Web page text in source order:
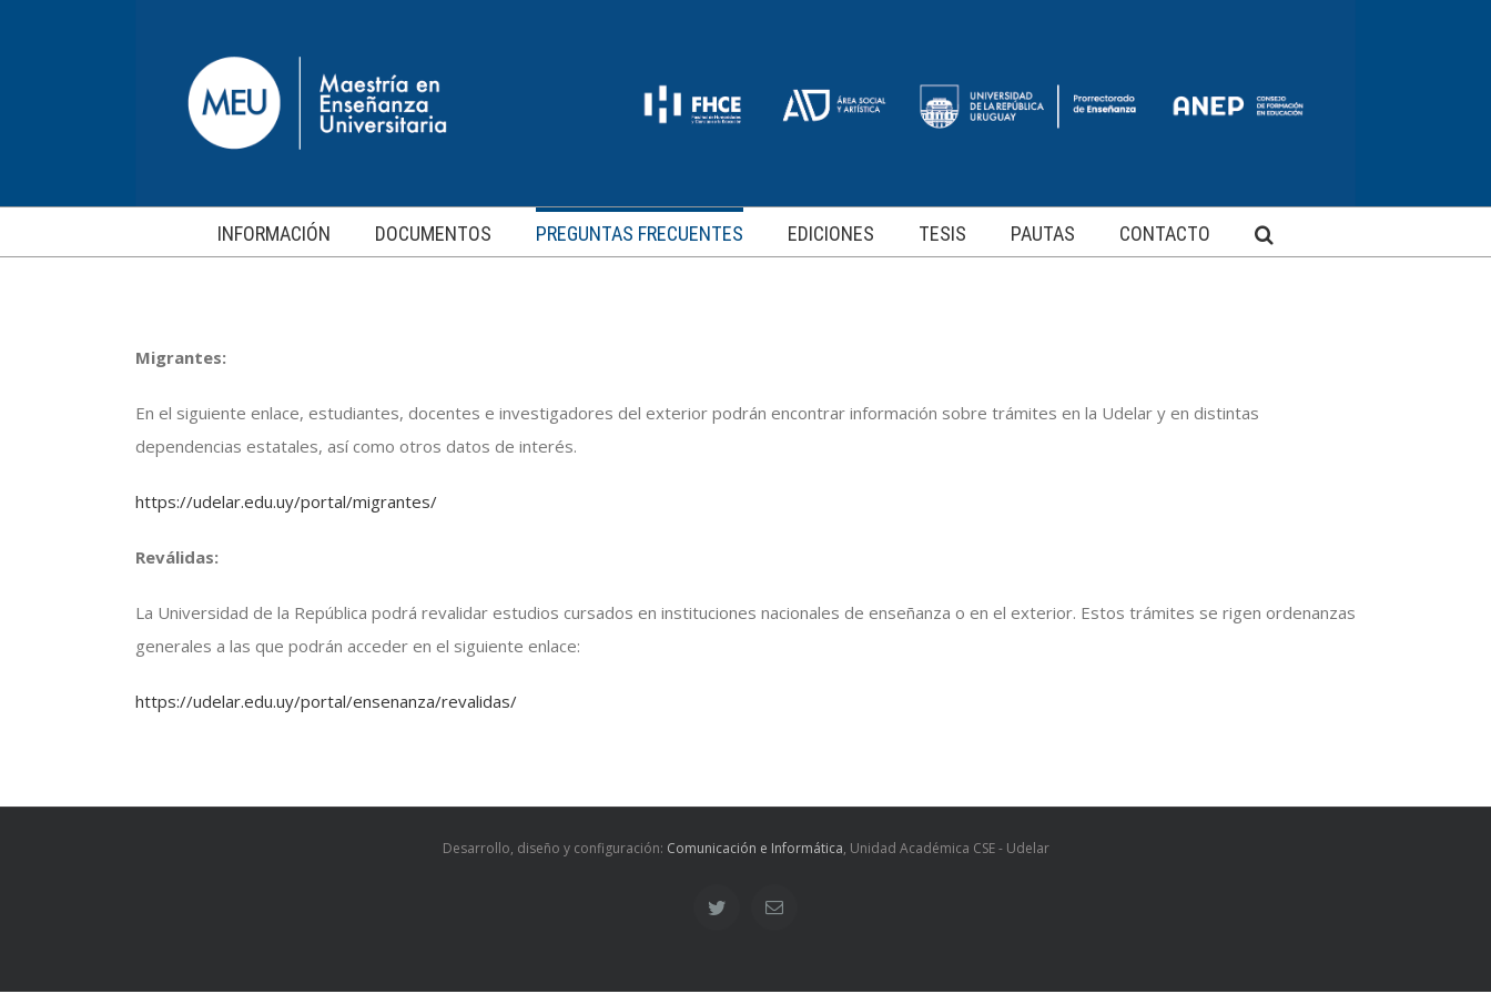
INFORMACIÓN DOCUMENTOS PREGUNTAS FRECUENTES EDICIONES TESIS PAUTAS CONTACTO
Migrantes:
En el siguiente enlace, estudiantes, docentes e investigadores del exterior podrán encontrar información sobre trámites en la Udelar y en distintas
dependencias estatales, así como otros datos de interés.
https://udelar.edu.uy/portal/migrantes/
Reválidas:
La Universidad de la República podrá revalidar estudios cursados en instituciones nacionales de enseñanza o en el exterior. Estos trámites se rigen ordenanzas
generales a las que podrán acceder en el siguiente enlace:
https://udelar.edu.uy/portal/ensenanza/revalidas/
Desarrollo, diseño y configuración: Comunicación e Informática, Unidad Académica CSE - Udelar
Twitter Correo